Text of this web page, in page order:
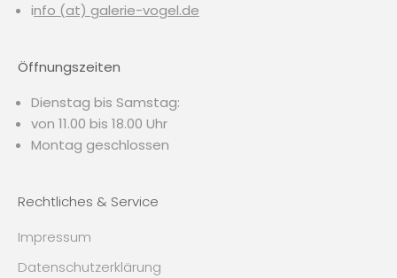
info (at) galerie-vogel.de
Öffnungszeiten
Dienstag bis Samstag:
von 11.00 bis 18.00 Uhr
Montag geschlossen
Rechtliches & Service
Impressum
Datenschutzerklärung